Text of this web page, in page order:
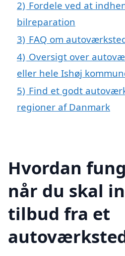
2) Fordele ved at
bilreparation
3) FAQ om
4) Oversigt over
eller hele Ishøj
5) Find et godt
regioner af Danmark
Hvordan
når du skal
tilbud fra et